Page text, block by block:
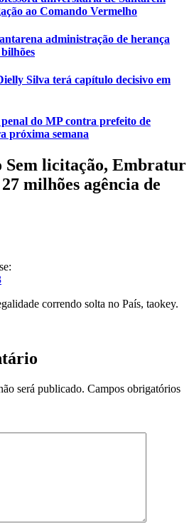
ao Comando Vermelho
administração de herança
Silva terá capítulo decisivo em
do MP contra prefeito de
próxima semana
Sem licitação, Embratur
milhões agência de
correndo solta no País, taokey.
será publicado. Campos obrigatórios